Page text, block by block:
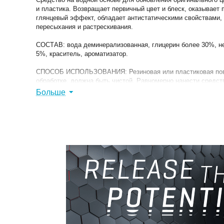
и пластика. Возвращает первичный цвет и блеск, оказывает
глянцевый эффект, обладает антистатическими
пересыхания и растрескивания.
СОСТАВ: вода деминерализованная, глицерин более 30%,
5%, краситель, ароматизатор.
СПОСОБ ИСПОЛЬЗОВАНИЯ: Резиновая или пластиковая
обработке, должна быть чистой. Равномерно нанести
Дождаться высыхания, при необходимости удалить остатки
указаны на упаковке.
ОСТОРОЖНО: Хранить в недоступном для детей месте.
инструкции по использованию и хранению. Использовать
МЕРЫ БЕЗОПАСНОСТИ: работать в резиновых перчатках,
глаза промыть проточной водой, обратиться к врачу.
Больше